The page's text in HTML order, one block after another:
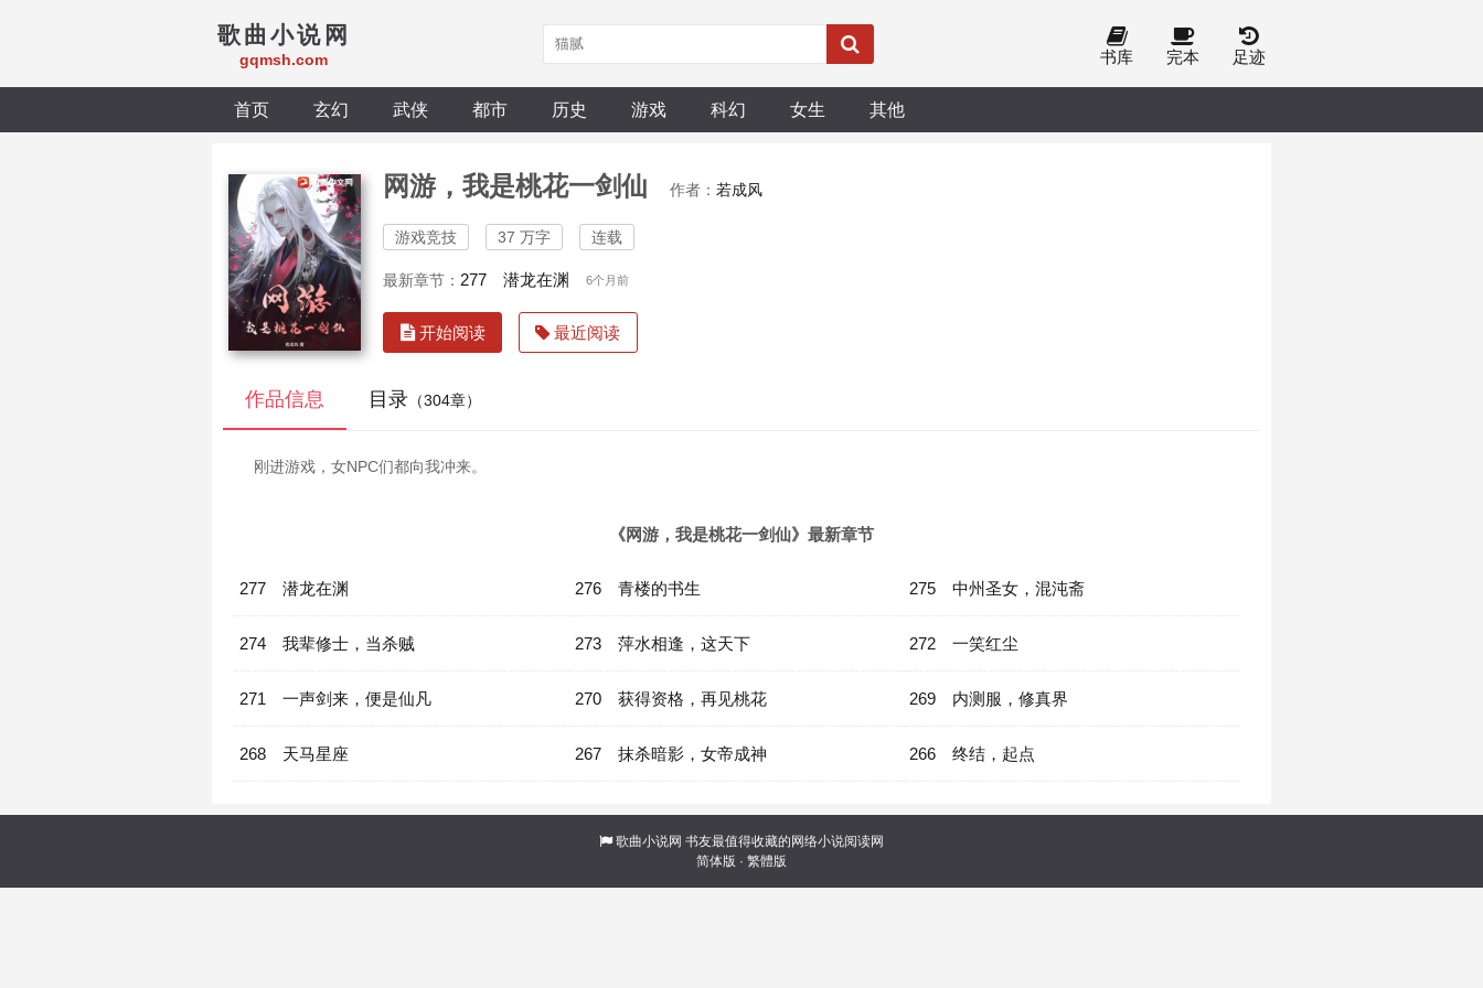
歌曲小说网
gqmsh.com 书库 完本 足迹
首页 玄幻 武侠 都市 历史 游戏 科幻 女生 其他
网游，我是桃花一剑仙 作者： 若成风
游戏竞技 37 万字 连载
最新章节： 277 潜龙在渊 6个月前
开始阅读 最近阅读
作品信息 目录 （304章）
刚进游戏，女NPC们都向我冲来。
《网游，我是桃花一剑仙》最新章节
277 潜龙在渊 276 青楼的书生 275 中州圣女，混沌斋
274 我辈修士，当杀贼 273 萍水相逢，这天下 272 一笑红尘
271 一声剑来，便是仙凡 270 获得资格，再见桃花 269 内测服，修真界
268 天马星座 267 抹杀暗影，女帝成神 266 终结，起点
歌曲小说网 书友最值得收藏的网络小说阅读网
简体版 · 繁體版